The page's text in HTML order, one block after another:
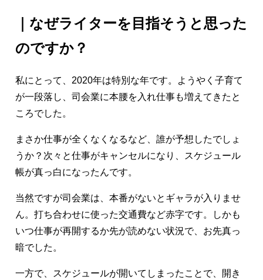
｜なぜライターを目指そうと思った
のですか？
私にとって、2020年は特別な年です。ようやく子育て
が一段落し、司会業に本腰を入れ仕事も増えてきたと
ころでした。
まさか仕事が全くなくなるなど、誰が予想したでしょ
うか？次々と仕事がキャンセルになり、スケジュール
帳が真っ白になったんです。
当然ですが司会業は、本番がないとギャラが入りませ
ん。打ち合わせに使った交通費など赤字です。しかも
いつ仕事が再開するか先が読めない状況で、お先真っ
暗でした。
一方で、スケジュールが開いてしまったことで、開き